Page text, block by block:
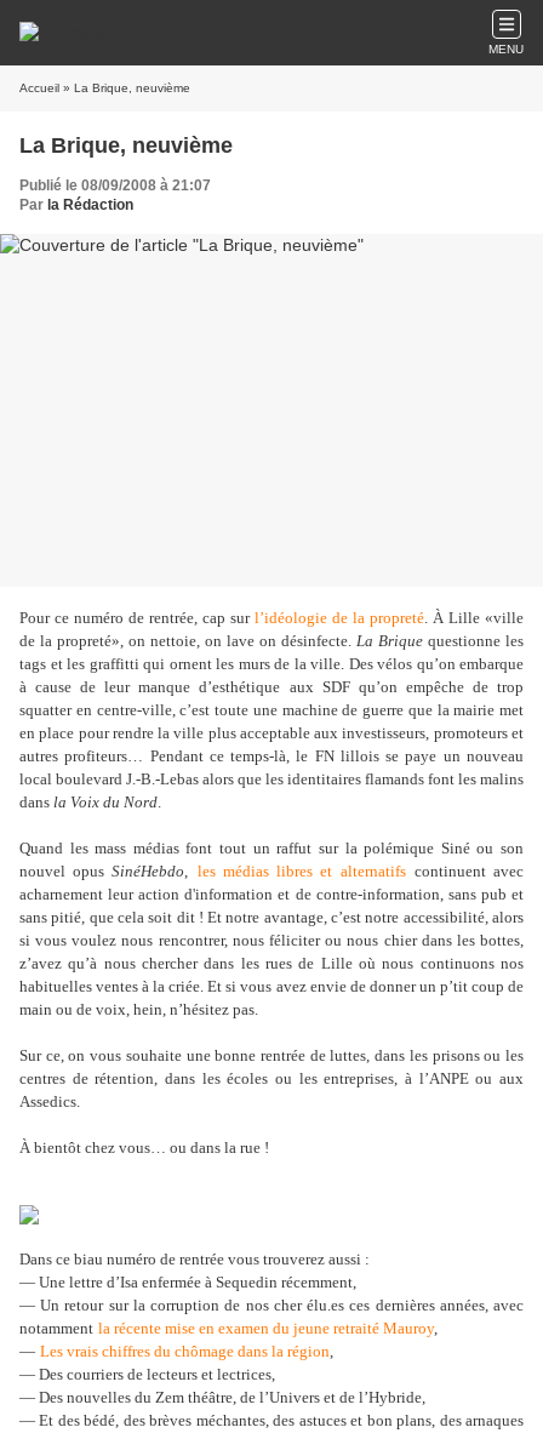
MENU
Accueil » La Brique, neuvième
La Brique, neuvième
Publié le 08/09/2008 à 21:07
Par la Rédaction
Pour ce numéro de rentrée, cap sur l’idéologie de la propreté. À Lille «ville
de la propreté», on nettoie, on lave on désinfecte. La Brique questionne les
tags et les graffitti qui ornent les murs de la ville. Des vélos qu’on embarque
à cause de leur manque d’esthétique aux SDF qu’on empêche de trop
squatter en centre-ville, c’est toute une machine de guerre que la mairie met
en place pour rendre la ville plus acceptable aux investisseurs, promoteurs et
autres profiteurs… Pendant ce temps-là, le FN lillois se paye un nouveau
local boulevard J.-B.-Lebas alors que les identitaires flamands font les malins
dans la Voix du Nord.
Quand les mass médias font tout un raffut sur la polémique Siné ou son
nouvel opusSinéHebdo, les médias libres et alternatifs continuent avec
acharnement leur action d'information et de contre-information, sans pub et
sans pitié, que cela soit dit ! Et notre avantage, c’est notre accessibilité, alors
si vous voulez nous rencontrer, nous féliciter ou nous chier dans les bottes,
z’avez qu’à nous chercher dans les rues de Lille où nous continuons nos
habituelles ventes à la criée. Et si vous avez envie de donner un p’tit coup de
main ou de voix, hein, n’hésitez pas.
Sur ce, on vous souhaite une bonne rentrée de luttes, dans les prisons ou les
centres de rétention, dans les écoles ou les entreprises, à l’ANPE ou aux
Assedics.
À bientôt chez vous… ou dans la rue !
Dans ce biau numéro de rentrée vous trouverez aussi :
— Une lettre d’Isa enfermée à Sequedin récemment,
— Un retour sur la corruption de nos cher élu.es ces dernières années, avec
notamment la récente mise en examen du jeune retraité Mauroy,
— Les vrais chiffres du chômage dans la région,
— Des courriers de lecteurs et lectrices,
— Des nouvelles du Zem théâtre, de l’Univers et de l’Hybride,
— Et des bédé, des brèves méchantes, des astuces et bon plans, des arnaques